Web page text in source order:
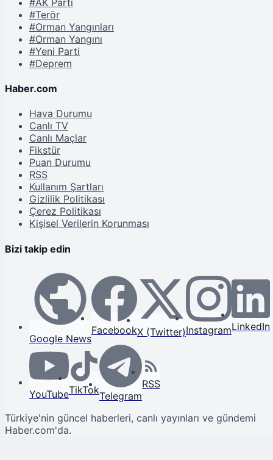
#Terör
#Orman Yangınları
#Orman Yangını
#Yeni Parti
#Deprem
Haber.com
Hava Durumu
Canlı TV
Canlı Maçlar
Fikstür
Puan Durumu
RSS
Kullanım Şartları
Gizlilik Politikası
Çerez Politikası
Kişisel Verilerin Korunması
Bizi takip edin
Google News
FacebookX (Twitter)InstagramLinkedIn
YouTubeTikTokTelegram
RSS
Türkiye'nin güncel haberleri, canlı yayınları ve gündemi
Haber.com'da.